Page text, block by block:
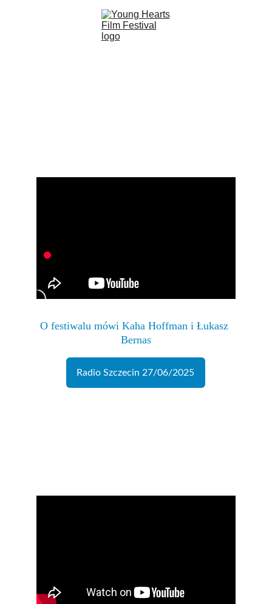
Radio Szczecin 27/06/2025
O festiwalu mówi Kaha Hoffman i Łukasz
Bernas